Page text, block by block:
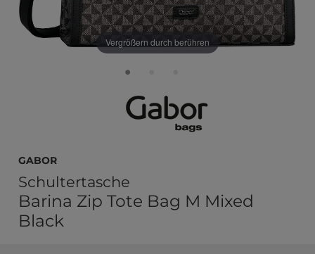
Vergrößern durch berühren
Gabor
Schultertasche
Barina Zip Tote Bag M Mixed
Black